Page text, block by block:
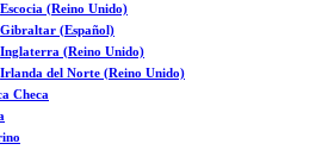
Escocia (Reino Unido)
Gibraltar (Español)
Inglaterra (Reino Unido)
Irlanda del Norte (Reino Unido)
Checa